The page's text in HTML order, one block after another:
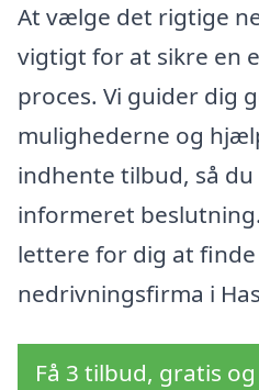
At vælge det rigtige
vigtigt for at sikre en
proces. Vi guider dig
mulighederne og
indhente tilbud, så
informeret
lettere for dig at
nedrivningsfirma i
Få 3 tilbud, gratis